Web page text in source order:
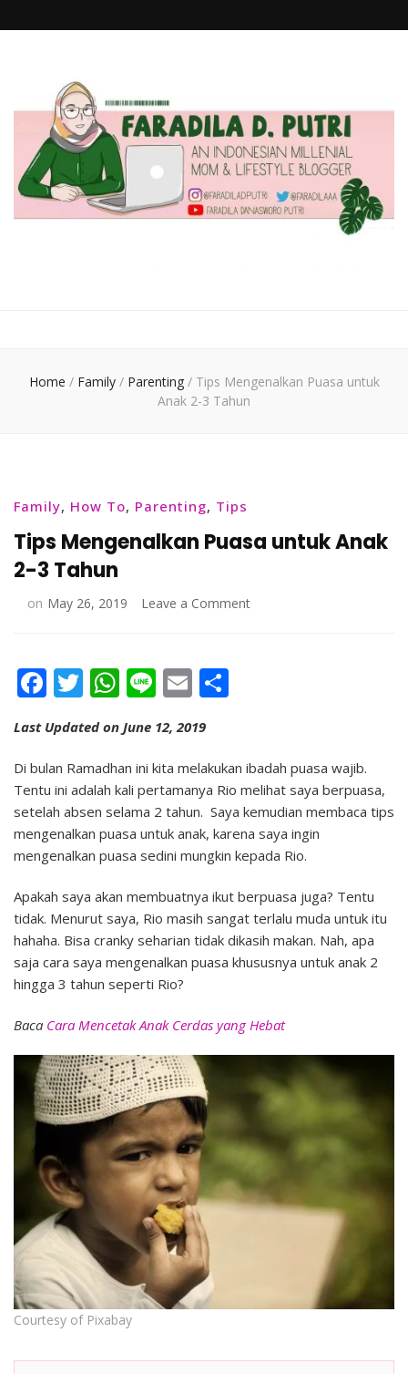
Home / Family / Parenting / Tips Mengenalkan Puasa untuk
Anak 2-3 Tahun
Family, How To, Parenting, Tips
Tips Mengenalkan Puasa untuk Anak
2-3 Tahun
on May 26, 2019 Leave a Commenton
Facebook
Twitter
WhatsApp
LineEmail
Last Updated on June 12, 2019
Di bulan Ramadhan ini kita melakukan ibadah puasa wajib.
Tentu ini adalah kali pertamanya Rio melihat saya berpuasa,
setelah absen selama 2 tahun. Saya kemudian membaca tips
mengenalkan puasa untuk anak, karena saya ingin
mengenalkan puasa sedini mungkin kepada Rio.
Apakah saya akan membuatnya ikut berpuasa juga? Tentu
tidak. Menurut saya, Rio masih sangat terlalu muda untuk itu
hahaha. Bisa cranky seharian tidak dikasih makan. Nah, apa
saja cara saya mengenalkan puasa khususnya untuk anak 2
hingga 3 tahun seperti Rio?
Baca Cara Mencetak Anak Cerdas yang Hebat
Courtesy of Pixabay